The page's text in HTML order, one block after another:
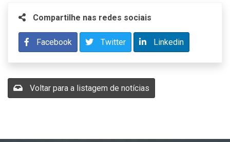
Compartilhe nas redes sociais
Facebook Twitter Linkedin
Voltar para a listagem de notícias